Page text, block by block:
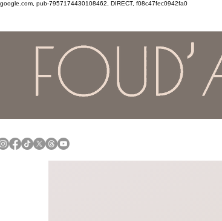
google.com, pub-7957174430108462, DIRECT, f08c47fec0942fa0